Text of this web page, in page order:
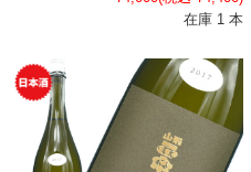
在庫 1 本